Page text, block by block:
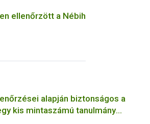
ellenőrzött a Nébih
alapján biztonságos a
kis mintaszámú tanulmány
kelthet